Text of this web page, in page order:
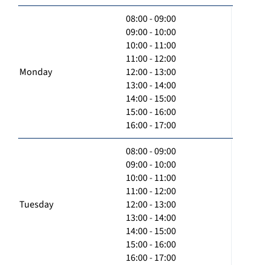
Monday
08:00 - 09:00
09:00 - 10:00
10:00 - 11:00
11:00 - 12:00
12:00 - 13:00
13:00 - 14:00
14:00 - 15:00
15:00 - 16:00
16:00 - 17:00
Tuesday
08:00 - 09:00
09:00 - 10:00
10:00 - 11:00
11:00 - 12:00
12:00 - 13:00
13:00 - 14:00
14:00 - 15:00
15:00 - 16:00
16:00 - 17:00